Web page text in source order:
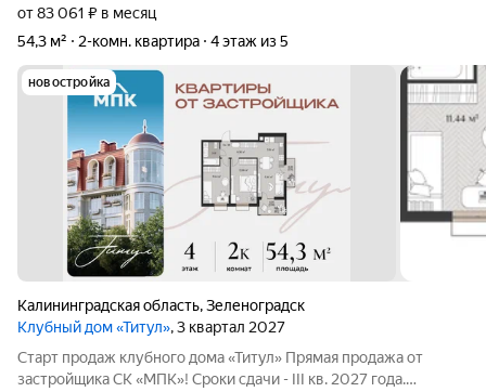
от 83 061 ₽ в месяц
54,3 м²
2-комн. квартира 4 этаж из 5
новостройка
Калининградская область,Зеленоградск
Клубный дом «Титул», 3 квартал 2027
Старт продаж клубного дома «Титул» Прямая продажа от
застройщика СК «МПК»! Сроки сдачи - III кв. 2027 года.